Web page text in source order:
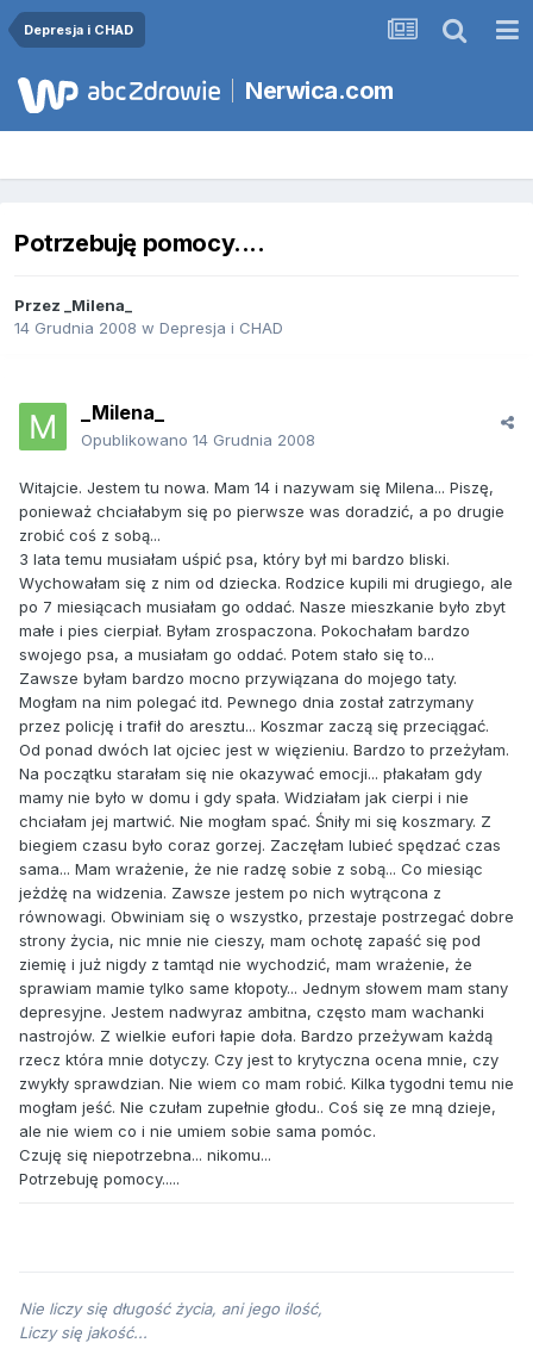
Depresja i CHAD
Nerwica.com
Potrzebuję pomocy....
Przez _Milena_
14 Grudnia 2008 w Depresja i CHAD
_Milena_
Opublikowano 14 Grudnia 2008
Witajcie. Jestem tu nowa. Mam 14 i nazywam się Milena... Piszę,
ponieważ chciałabym się po pierwsze was doradzić, a po drugie
zrobić coś z sobą...
3 lata temu musiałam uśpić psa, który był mi bardzo bliski.
Wychowałam się z nim od dziecka. Rodzice kupili mi drugiego, ale
po 7 miesiącach musiałam go oddać. Nasze mieszkanie było zbyt
małe i pies cierpiał. Byłam zrospaczona. Pokochałam bardzo
swojego psa, a musiałam go oddać. Potem stało się to...
Zawsze byłam bardzo mocno przywiązana do mojego taty.
Mogłam na nim polegać itd. Pewnego dnia został zatrzymany
przez policję i trafił do aresztu... Koszmar zaczą się przeciągać.
Od ponad dwóch lat ojciec jest w więzieniu. Bardzo to przeżyłam.
Na początku starałam się nie okazywać emocji... płakałam gdy
mamy nie było w domu i gdy spała. Widziałam jak cierpi i nie
chciałam jej martwić. Nie mogłam spać. Śniły mi się koszmary. Z
biegiem czasu było coraz gorzej. Zaczęłam lubieć spędzać czas
sama... Mam wrażenie, że nie radzę sobie z sobą... Co miesiąc
jeżdżę na widzenia. Zawsze jestem po nich wytrącona z
równowagi. Obwiniam się o wszystko, przestaje postrzegać dobre
strony życia, nic mnie nie cieszy, mam ochotę zapaść się pod
ziemię i już nigdy z tamtąd nie wychodzić, mam wrażenie, że
sprawiam mamie tylko same kłopoty... Jednym słowem mam stany
depresyjne. Jestem nadwyraz ambitna, często mam wachanki
nastrojów. Z wielkie eufori łapie doła. Bardzo przeżywam każdą
rzecz która mnie dotyczy. Czy jest to krytyczna ocena mnie, czy
zwykły sprawdzian. Nie wiem co mam robić. Kilka tygodni temu nie
mogłam jeść. Nie czułam zupełnie głodu.. Coś się ze mną dzieje,
ale nie wiem co i nie umiem sobie sama pomóc.
Czuję się niepotrzebna... nikomu...
Potrzebuję pomocy.....
Nie liczy się długość życia, ani jego ilość,
Liczy się jakość...